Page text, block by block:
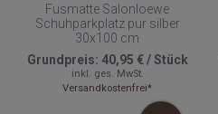
Fusmatte Salonloewe
Schuhparkplatz pur silber
30x100 cm
Grundpreis: 40,95 €/Stück
inkl. ges. MwSt.
Versandkostenfrei*